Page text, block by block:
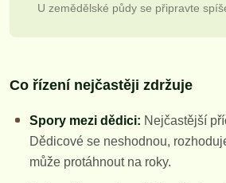
U zemědělské půdy se připravte
Co řízení nejčastěji zdržuje
Spory mezi dědici: Nejčastější
Dědicové se neshodnou,
může protáhnout na roky.